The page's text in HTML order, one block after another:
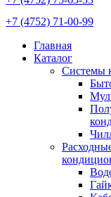
+7 (4752) 71-00-99
Главная
Каталог
Системы